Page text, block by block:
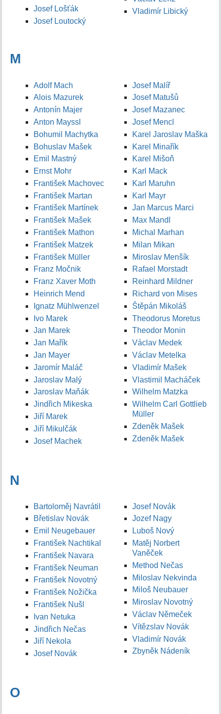
Josef Lošťák
Josef Loutocký
Vladimír Libický
M
Adolf Mach
Alois Mazurek
Antonín Majer
Anton Mayssl
Bohumil Machytka
Bohuslav Mašek
Emil Mastný
Ernst Mohr
František Machovec
František Martan
František Martínek
František Mašek
František Mathon
František Matzek
František Müller
Franz Močnik
Franz Xaver Moth
Heinrich Mend
Ignatz Mühlwenzel
Ivo Marek
Jan Marek
Jan Mařík
Jan Mayer
Jaromír Maláč
Jaroslav Malý
Jaroslav Maňák
Jindřich Mikeska
Jiří Marek
Jiří Mikulčák
Josef Machek
Josef Malíř
Josef Matušů
Josef Mazanec
Josef Mencl
Karel Jaroslav Maška
Karel Minařík
Karel Mišoň
Karl Mack
Karl Maruhn
Karl Mayr
Jan Marcus Marci
Max Mandl
Michal Marhan
Milan Mikan
Miroslav Menšík
Rafael Morstadt
Reinhard Mildner
Richard von Mises
Štěpán Mikoláš
Theodorus Moretus
Theodor Monin
Václav Medek
Václav Metelka
Vladimír Mašek
Vlastimil Macháček
Wilhelm Matzka
Wilhelm Carl Gottlieb
Müller
Zdeněk Mašek
Zdeněk Mašek
N
Bartoloměj Navrátil
Břetislav Novák
Emil Neugebauer
František Nachtikal
František Navara
František Neuman
František Novotný
František Nožička
František Nušl
Ivan Netuka
Jindřich Nečas
Jiří Nekola
Josef Novák
Josef Novák
Jozef Nagy
Luboš Nový
Matěj Norbert
Vaněček
Method Nečas
Miloslav Nekvinda
Miloš Neubauer
Miroslav Novotný
Václav Němeček
Vítězslav Novák
Vladimír Novák
Zbyněk Nádeník
O